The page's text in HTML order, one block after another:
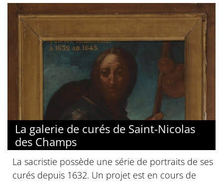
La galerie de curés de Saint-Nicolas
des Champs
La sacristie possède une série de portraits de ses
curés depuis 1632. Un projet est en cours de